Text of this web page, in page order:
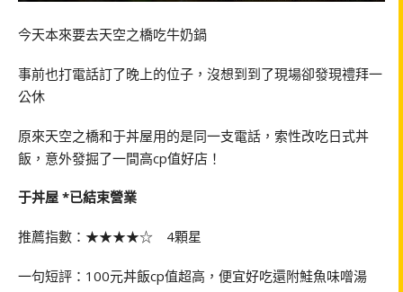
今天本來要去天空之橋吃牛奶鍋
事前也打電話訂了晚上的位子，沒想到到了現場卻發現禮拜一
公休
原來天空之橋和于丼屋用的是同一支電話，索性改吃日式丼
飯，意外發掘了一間高cp值好店！
于丼屋 *已結束營業
推薦指數：★★★★☆ 4顆星
一句短評：100元丼飯cp值超高，便宜好吃還附鮭魚味噌湯